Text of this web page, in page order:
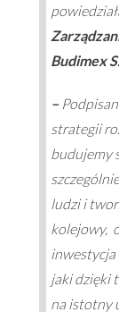
Budimex
–
strategii
‎budujemy
ludzi i
‎kolejowy,
inwestycja
jaki dzięki
na istotny